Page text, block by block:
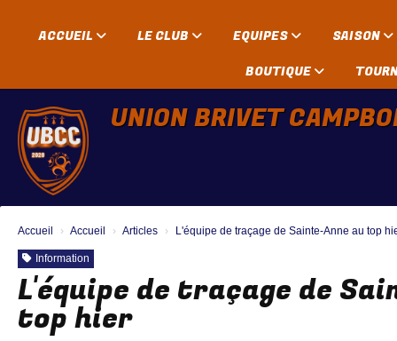
ACCUEIL LE CLUB EQUIPES
SAISON
BOUTIQUE
UNION BRIVET
Accueil Accueil Articles L'équipe de traçage de Sainte-Anne au top
Information
L'équipe de traçage de
top hier